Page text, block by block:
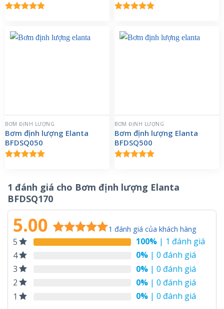
5 sao
5 sao
BƠM ĐỊNH LƯỢNG
Bơm định lượng Elanta
BFDSQ050
5 sao
BƠM ĐỊNH LƯỢNG
Bơm định lượng Elanta
BFDSQ500
1 đánh giá cho Bơm định lượng Elanta
BFDSQ170
5.00 1 đánh giá của khách hàng
5 100% | 1 đánh giá
4
0% | 0 đánh giá
3
0% | 0 đánh giá
2
0% | 0 đánh giá
1
0% | 0 đánh giá